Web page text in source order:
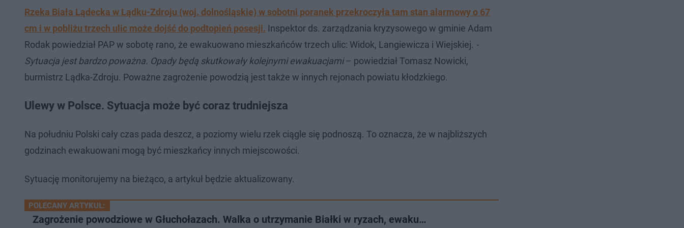
Rzeka Biała Lądecka w Lądku-Zdroju (woj. dolnośląskie) w sobotni poranek przekroczyła tam stan alarmowy o 67
cm i w pobliżu trzech ulic może dojść do podtopień posesji. Inspektor ds. zarządzania kryzysowego w gminie Adam
Rodak powiedział PAP w sobotę rano, że ewakuowano mieszkańców trzech ulic: Widok, Langiewicza i Wiejskiej. -
Sytuacja jest bardzo poważna. Opady będą skutkowały kolejnymi ewakuacjami– powiedział Tomasz Nowicki,
burmistrz Lądka-Zdroju. Poważne zagrożenie powodzią jest także w innych rejonach powiatu kłodzkiego.
Ulewy w Polsce. Sytuacja może być coraz trudniejsza
Na południu Polski cały czas pada deszcz, a poziomy wielu rzek ciągle się podnoszą. To oznacza, że w najbliższych
godzinach ewakuowani mogą być mieszkańcy innych miejscowości.
Sytuację monitorujemy na bieżąco, a artykuł będzie aktualizowany.
POLECANY ARTYKUŁ:
Zagrożenie powodziowe w Głuchołazach. Walka o utrzymanie Białki w ryzach, ewaku…